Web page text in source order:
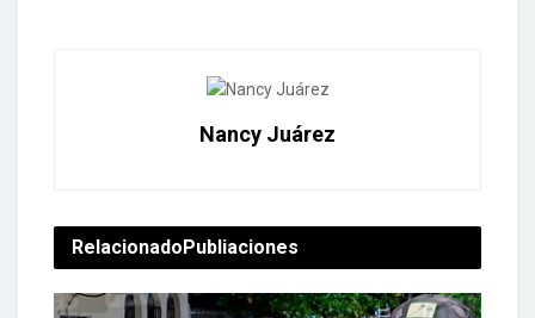
Nancy Juárez
RelacionadoPubliaciones